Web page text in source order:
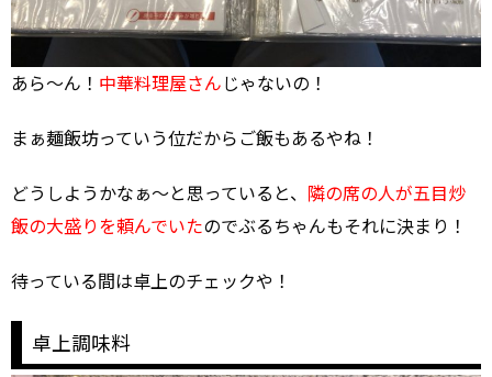
あら～ん！ 中華料理屋さん じゃないの！
まぁ麺飯坊っていう位だからご飯もあるやね！
どうしようかなぁ～と思っていると、
隣の席の人が五目炒
飯の大盛りを頼んでいたのでぶるちゃんもそれに決まり！
待っている間は卓上のチェックや！
卓上調味料